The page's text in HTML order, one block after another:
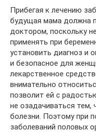
Прибегая к лечению
будущая мама должна
доктором, поскольку
применять при
установить диагноз и
и безопасное для
лекарственное
внимательно
позволит ей с
не озадачиваться тем,
болезни. Поэтому при
заболеваний половых